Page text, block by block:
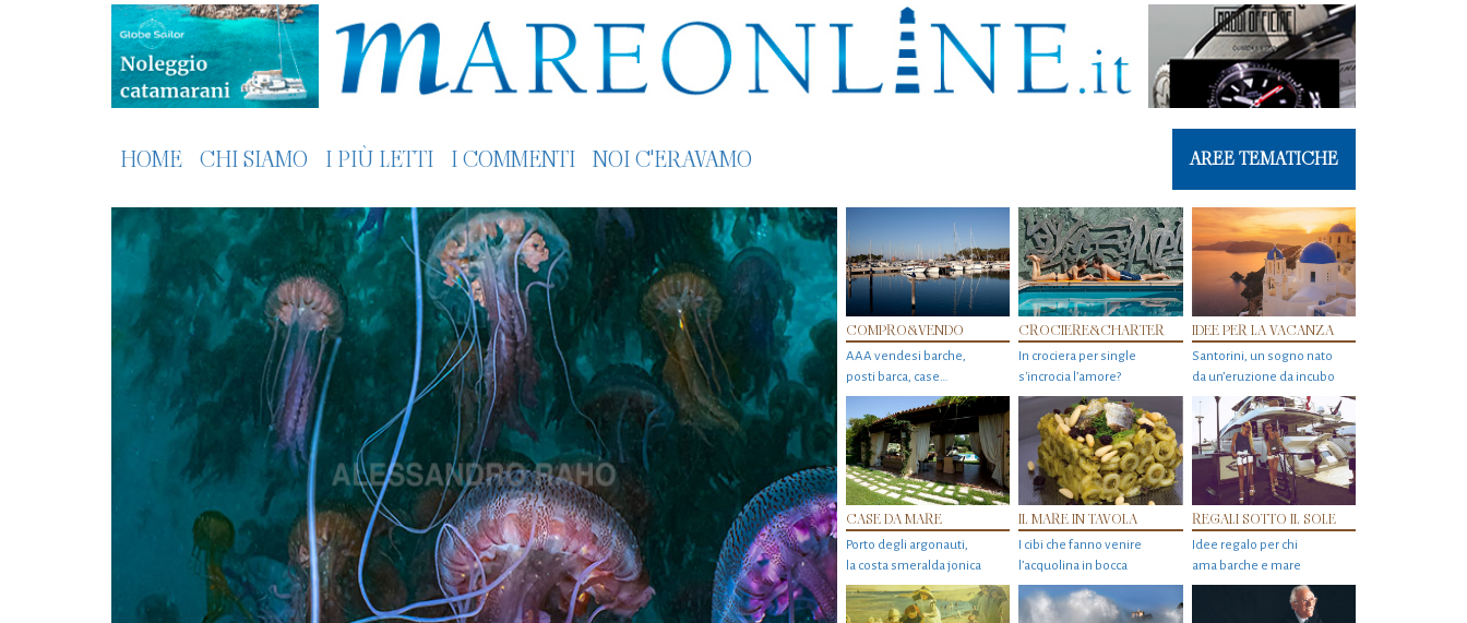
HOME CHI SIAMO I PIÙ LETTI I COMMENTI NOI C'ERAVAMO AREE TEMATICHE
COMPRO&VENDO
AAA vendesi barche,
posti barca, case…
CROCIERE&CHARTER
In crociera per single
s'incrocia l’amore?
IDEE PER LA VACANZA
Santorini, un sogno nato
da un’eruzione da incubo
CASE DA MARE
Porto degli argonauti,
la costa smeralda jonica
IL MARE IN TAVOLA
I cibi che fanno venire
l’acquolina in bocca
REGALI SOTTO IL SOLE
Idee regalo per chi
ama barche e mare